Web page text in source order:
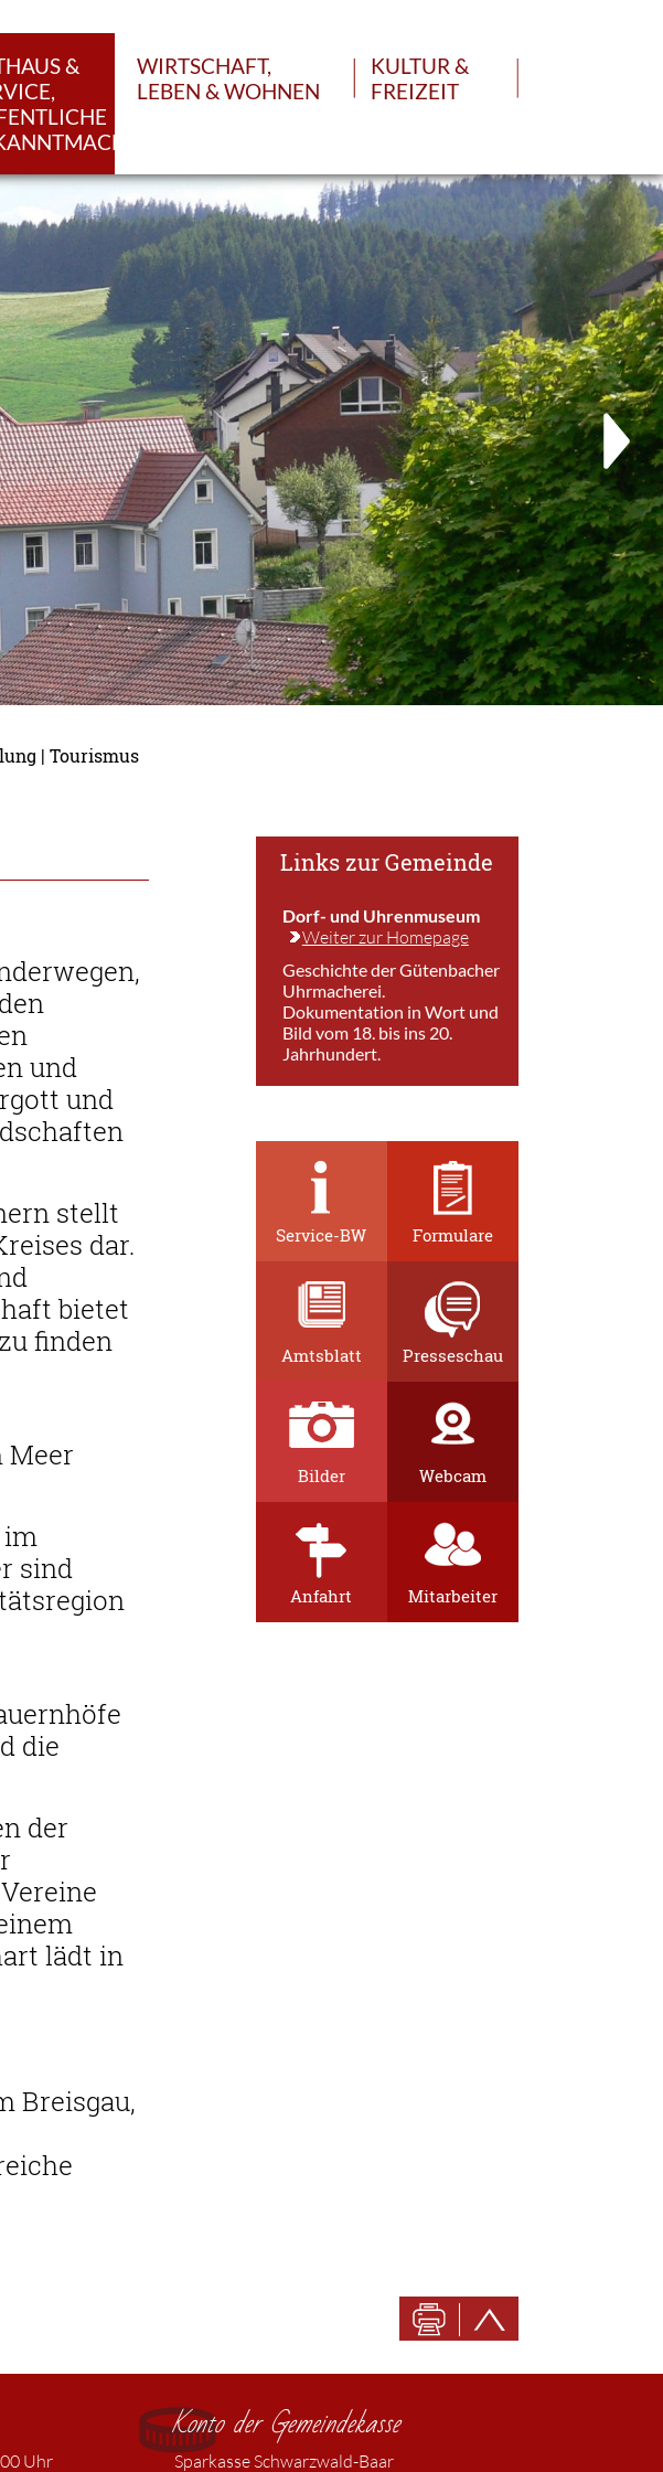
&
WIRTSCHAFT,
LEBEN & WOHNEN
KULTUR &
FREIZEIT
| Tourismus
und
und
stellt
dar.
bietet
finden
Meer
im
sind
die
der
lädt in
Breisgau,
Links zur Gemeinde
Dorf- und Uhrenmuseum
Weiter zur Homepage
Geschichte der Gütenbacher
Uhrmacherei.
Dokumentation in Wort und
Bild vom 18. bis ins 20.
Jahrhundert.
Service-BW Formulare
Amtsblatt Presseschau
Bilder Webcam
Anfahrt Mitarbeiter
Uhr
Konto der Gemeindekasse
Sparkasse Schwarzwald-Baar